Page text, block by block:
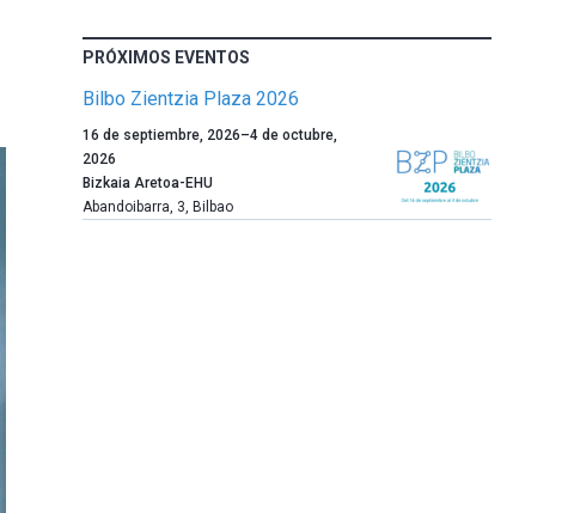
PRÓXIMOS EVENTOS
Bilbo Zientzia Plaza 2026
Un
año
más,
Bilbao
16 de septiembre, 2026–4 de octubre,
2026
Bizkaia Aretoa-EHU
Abandoibarra, 3, Bilbao